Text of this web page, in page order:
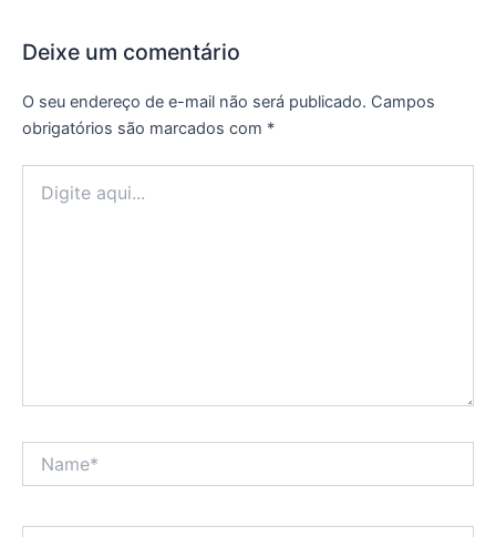
Deixe um comentário
O seu endereço de e-mail não será publicado. Campos
obrigatórios são marcados com *
aqui...